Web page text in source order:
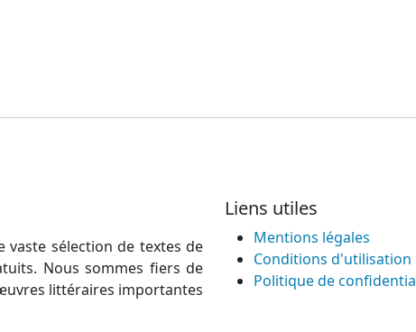
vaste sélection de textes de
Nous sommes fiers de
littéraires importantes
Liens utiles
Mentions légales
Conditions d'utilisation
Politique de